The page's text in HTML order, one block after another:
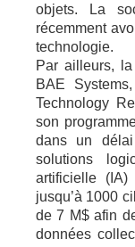
objets. La
récemment
technologie.
Par ailleurs,
BAE
Technology
son
dans un
solutions
artificielle
jusqu’à 1000
de 7 M$ afin
données